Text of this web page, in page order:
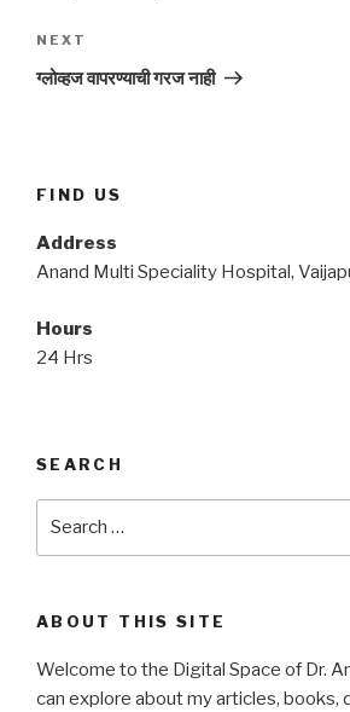
Next
Post
NEXT
ग्लोव्हज वापरण्याची गरज नाही
FIND US
Address
Anand Multi Speciality Hospital,
Hours
24 Hrs
SEARCH
ABOUT THIS SITE
Welcome to the Digital Space of Dr.
can explore about my articles, books,